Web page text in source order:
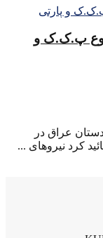
پ.ک.ک و
عراق در
کرد نیروهای ...